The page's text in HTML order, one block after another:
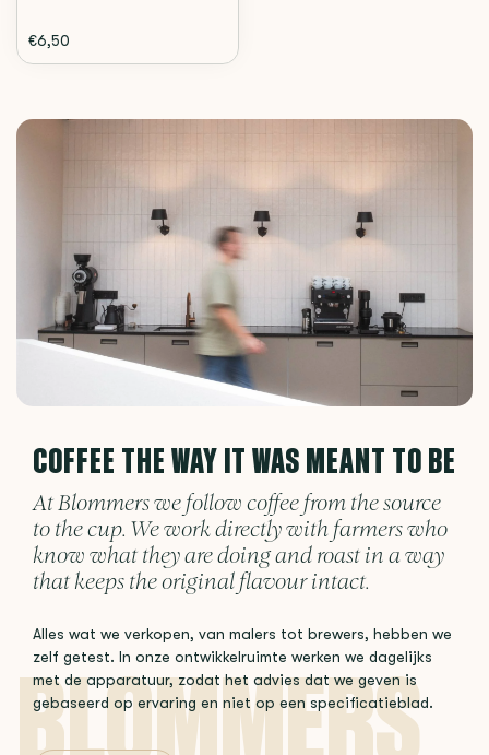
€6,50
COFFEE THE WAY IT WAS MEANT TO BE
At Blommers we follow coffee from the source
to the cup. We work directly with farmers who
know what they are doing and roast in a way
that keeps the original flavour intact.
Alles wat we verkopen, van malers tot brewers, hebben we
zelf getest. In onze ontwikkelruimte werken we dagelijks
met de apparatuur, zodat het advies dat we geven is
gebaseerd op ervaring en niet op een specificatieblad.